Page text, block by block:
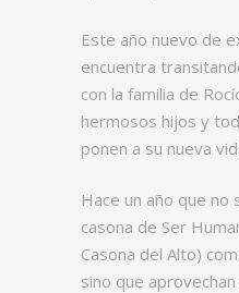
Este año nuevo de
encuentra
con la familia de
hermosos hijos y
ponen a su nueva
Hace un año que no
casona de Ser
Casona del Alto)
sino que